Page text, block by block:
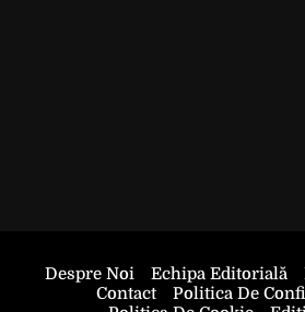
Despre Noi Echipa Editorială
Contact
Politica De